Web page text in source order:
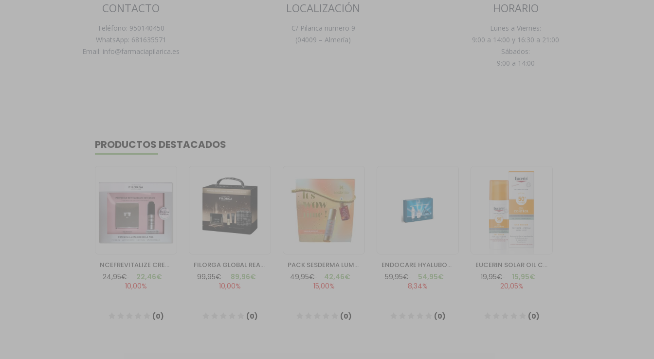
CONTACTO
Teléfono: 950140450
WhatsApp: 681635571
Email: info@farmaciapilarica.es
LOCALIZACIÓN
C/ Pilarica numero 9
(04009 – Almería)
HORARIO
Lunes a Viernes:
9:00 a 14:00 y 16:30 a 21:00
Sábados:
9:00 a 14:00